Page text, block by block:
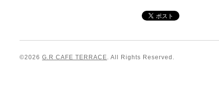
©2026 G.R CAFE TERRACE. All Rights Reserved.